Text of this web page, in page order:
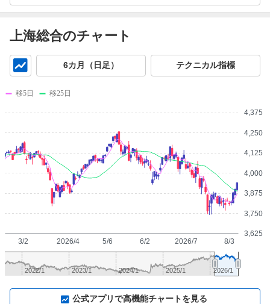
上海総合のチャート
6カ月（日足） テクニカル指標
3,625
3,750
3,875
4,000
4,125
4,250
4,375
2026/4 2026/7
3/2 5/6 6/2 8/3
移5日 移25日
2023/1 2025/1
2022/1 2024/1 2026/1
公式アプリで高機能チャートを見る